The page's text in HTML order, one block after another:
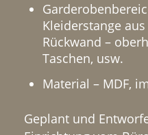
Kleider­stange
Rückwand –
Taschen, usw.
Material – MDF,
Geplant und